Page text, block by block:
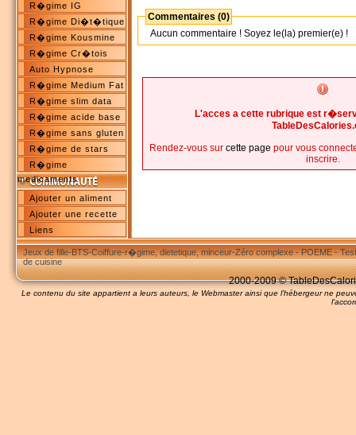
R�gime IG
R�gime Di�t�tique
R�gime Kousmine
R�gime Cr�tois
Auto Hypnose
R�gime Medium Fat
R�gime slim data
R�gime acide base
R�gime sans gluten
R�gime de stars
R�gime
medicaments
Ajouter un aliment
Ajouter une recette
Liens
Commentaires (0)
Aucun commentaire ! Soyez le(la) premier(e) !
L'acces a cette rubrique est
Rendez-vous sur cette page pour vous
inscrire.
Jeux de fille-BTS-Coiffure-r�gime, dietetique, minceur-Zéro complexe-POEME-
de cuisine
2000-2009 ©
Le contenu du site appartient a leurs auteurs, le Webmaster ainsi que l'hébergeur ne